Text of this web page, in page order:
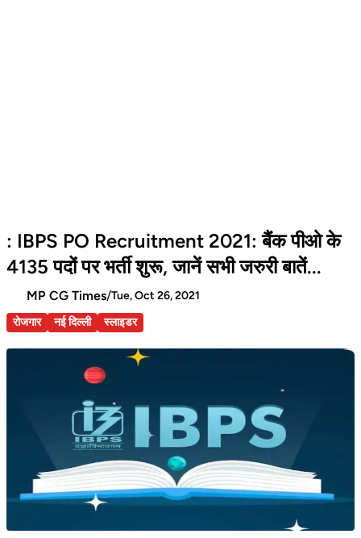
: IBPS PO Recruitment 2021: बैंक पीओ के
4135 पदों पर भर्ती शुरू, जानें सभी जरुरी बातें...
MP CG Times/Tue, Oct 26, 2021
रोजगार
नई दिल्ली स्लाइडर